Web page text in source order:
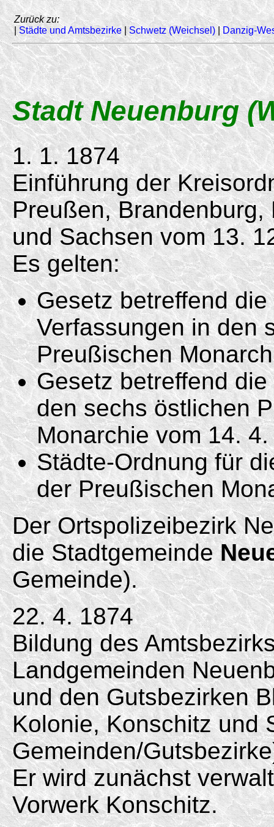
Zurück zu:
| Städte und Amtsbezirke|Schwetz (Weichsel)| Danzig-
Stadt Neuenburg
1. 1. 1874
Einführung der
Preußen,
und Sachsen vom13.
Es gelten:
Gesetz betreffend
Verfassungen in den
Preußischen
Gesetz betreffend
den sechs östlichen
Monarchie vom14.
Städte-Ordnung für
der Preußischen
Der Ortspolizeibezirk
die Stadtgemeinde
Gemeinde).
22. 4. 1874
Bildung des
Landgemeinden
und den Gutsbezirken
Kolonie, Konschitz und
Gemeinden/
Er wird zunächst
Vorwerk Konschitz.